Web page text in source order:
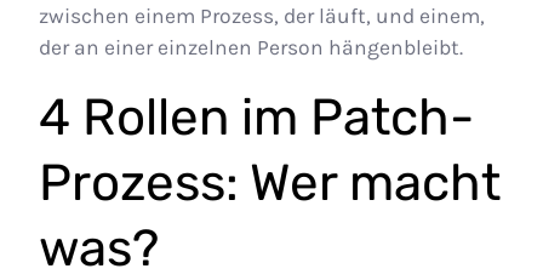
zwischen einem Prozess, der läuft, und einem,
der an einer einzelnen Person hängenbleibt.
4 Rollen im Patch-
Prozess: Wer macht
was?